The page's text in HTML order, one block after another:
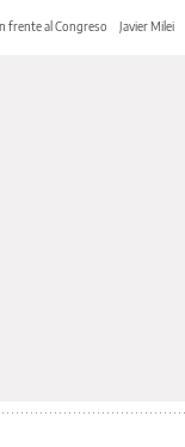
frente al Congreso Javier Milei